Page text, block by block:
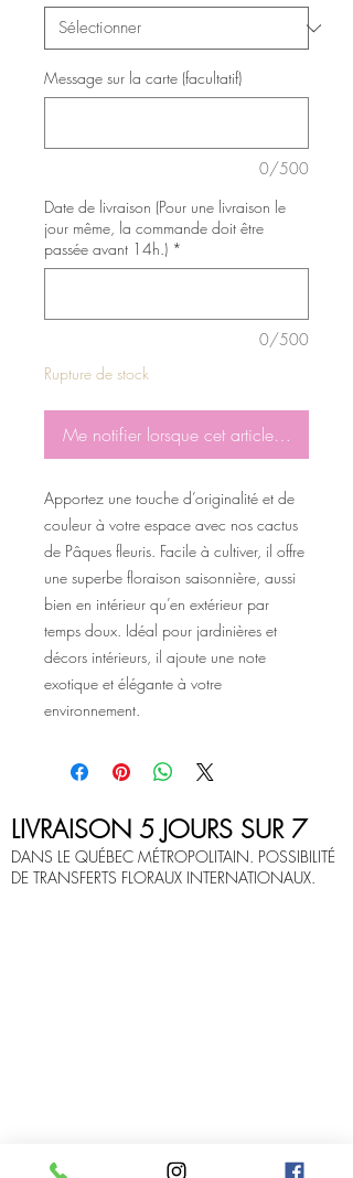
Message sur la carte (facultatif)
0/500
Date de livraison (Pour une livraison le
jour même, la commande doit être
passée avant 14h.) *
0/500
Rupture de stock
Me notifier lorsque cet article est
Apportez une touche d’originalité et de
couleur à votre espace avec nos cactus
de Pâques fleuris. Facile à cultiver, il offre
une superbe floraison saisonnière, aussi
bien en intérieur qu’en extérieur par
temps doux. Idéal pour jardinières et
décors intérieurs, il ajoute une note
exotique et élégante à votre
environnement.
LIVRAISON 5 JOURS SUR 7
DANS LE QUÉBEC MÉTROPOLITAIN. POSSIBILITÉ
DE TRANSFERTS FLORAUX INTERNATIONAUX.